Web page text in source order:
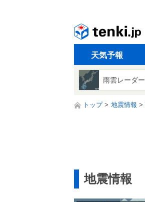
天気予報
雨雲レーダー
トップ 地震情報
地震情報